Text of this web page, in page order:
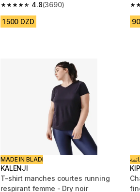
4.8
4.8 out of 5 stars from 3690 reviews
(3690)
1 500 DZD
MADE IN BLADI
KALENJI
T-shirt manches courtes running
respirant femme - Dry noir